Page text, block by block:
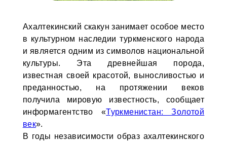
Ахалтекинский скакун занимает особое место
в культурном наследии туркменского народа
и является одним из символов национальной
культуры. Эта древнейшая порода,
известная своей красотой, выносливостью и
преданностью, на протяжении веков
получила мировую известность, сообщает
информагентство «Туркменистан: Золотой
век».
В годы независимости образ ахалтекинского